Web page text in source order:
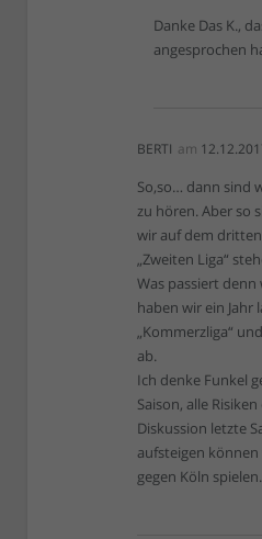
Danke Das K.,
angesprochen
BERTI am
So,so… dann sind
zu hören. Aber so
wir auf dem
„Zweiten Liga“
Was passiert
haben wir ein Jahr
„Kommerzliga“
ab.
Ich denke Funkel
Saison, alle
Diskussion letzte
aufsteigen
gegen Köln spielen.